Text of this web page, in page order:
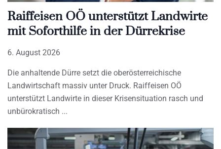
Raiffeisen OÖ unterstützt Landwirte
mit Soforthilfe in der Dürrekrise
6. August 2026
Die anhaltende Dürre setzt die oberösterreichische
Landwirtschaft massiv unter Druck. Raiffeisen OÖ
unterstützt Landwirte in dieser Krisensituation rasch und
unbürokratisch